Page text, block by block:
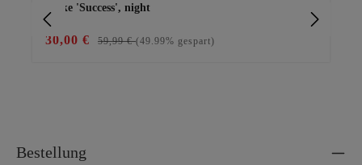
Jacke 'Success', night
30,00 € 59,99 €(49.99% gespart)
Bestellung